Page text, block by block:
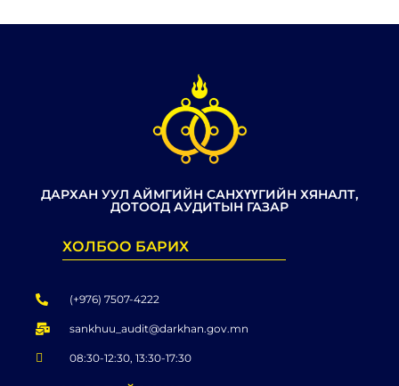
ДАРХАН УУЛ АЙМГИЙН САНХҮҮГИЙН ХЯНАЛТ,
ДОТООД АУДИТЫН ГАЗАР
ХОЛБОО БАРИХ
(+976) 7507-4222
sankhuu_audit@darkhan.gov.mn
08:30-12:30, 13:30-17:30